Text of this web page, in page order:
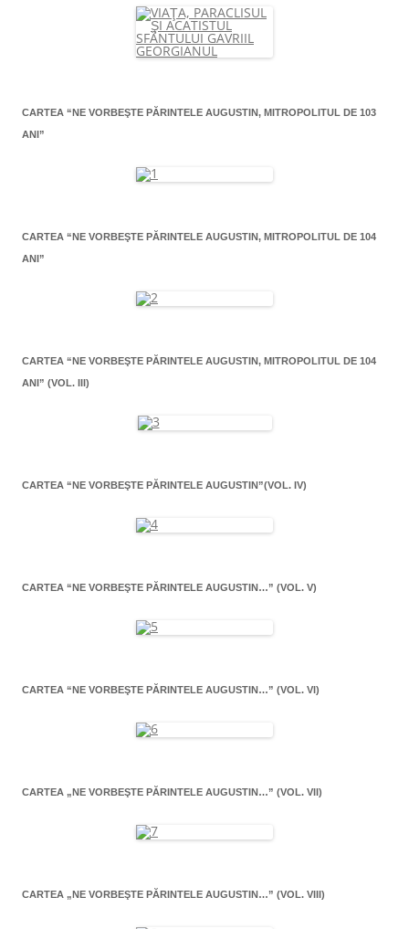
CARTEA “NE VORBEŞTE PĂRINTELE AUGUSTIN, MITROPOLITUL DE 103
ANI”
CARTEA “NE VORBEŞTE PĂRINTELE AUGUSTIN, MITROPOLITUL DE 104
ANI”
CARTEA “NE VORBEŞTE PĂRINTELE AUGUSTIN, MITROPOLITUL DE 104
ANI” (VOL. III)
CARTEA “NE VORBEŞTE PĂRINTELE AUGUSTIN”(VOL. IV)
CARTEA “NE VORBEŞTE PĂRINTELE AUGUSTIN…” (VOL. V)
CARTEA “NE VORBEŞTE PĂRINTELE AUGUSTIN…” (VOL. VI)
CARTEA „NE VORBEŞTE PĂRINTELE AUGUSTIN…” (VOL. VII)
CARTEA „NE VORBEŞTE PĂRINTELE AUGUSTIN…” (VOL. VIII)